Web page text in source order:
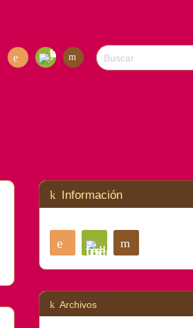
Información
RSS
Feedly
Archivos